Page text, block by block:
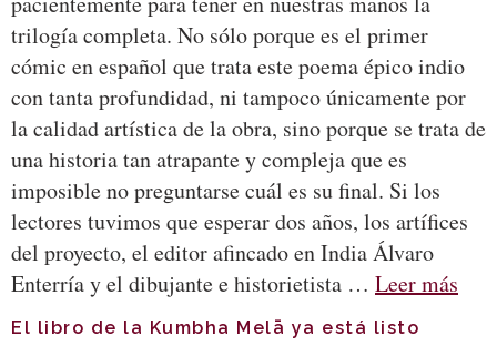
trilogía completa. No sólo porque es el primer
cómic en español que trata este poema épico indio
con tanta profundidad, ni tampoco únicamente por
la calidad artística de la obra, sino porque se trata de
una historia tan atrapante y compleja que es
imposible no preguntarse cuál es su final. Si los
lectores tuvimos que esperar dos años, los artífices
del proyecto, el editor afincado en India Álvaro
Enterría y el dibujante e historietista … Leer más
El libro de la Kumbha Melā ya está listo